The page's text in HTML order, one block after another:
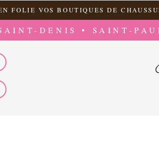
FOLIE VOS BOUTIQUES DE
DENIS • SAINT-